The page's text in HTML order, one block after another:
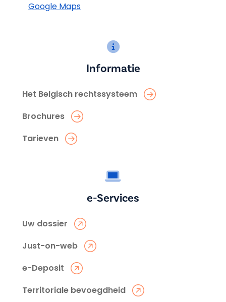
Google Maps
Informatie
Het Belgisch rechtssysteem
Brochures
Tarieven
e-Services
Uw dossier
Just-on-web
e-Deposit
Territoriale bevoegdheid